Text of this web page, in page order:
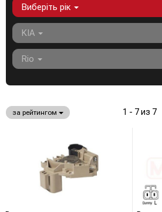
Виберіть рік
KIA
Rio
за рейтингом 1 - 7 из 7